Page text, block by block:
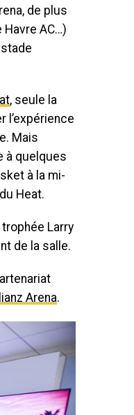
de plus
Havre AC…)
, seule la
l’expérience
Mais
à quelques
à la mi-
Heat.
Larry
de la salle.
Arena.